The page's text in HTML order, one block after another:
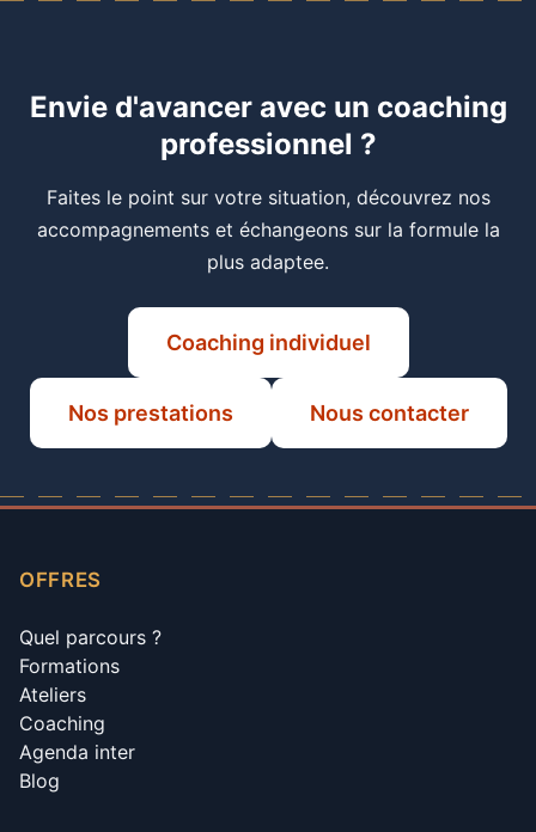
Envie d'avancer avec un coaching
professionnel ?
Faites le point sur votre situation, découvrez nos
accompagnements et échangeons sur la formule la
plus adaptee.
Coaching individuel
Nos prestations Nous contacter
OFFRES
Quel parcours ?
Formations
Ateliers
Coaching
Agenda inter
Blog